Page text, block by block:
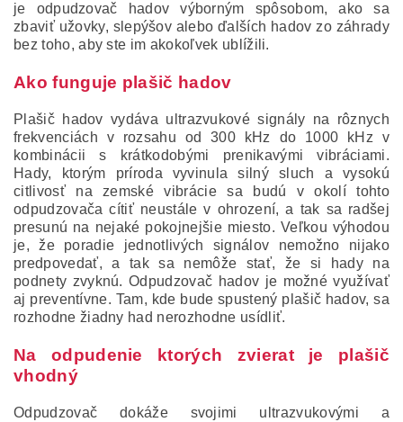
je odpudzovač hadov výborným spôsobom, ako sa
zbaviť užovky, slepýšov alebo ďalších hadov zo záhrady
bez toho, aby ste im akokoľvek ublížili.
Ako funguje plašič hadov
Plašič hadov vydáva ultrazvukové signály na rôznych
frekvenciách v rozsahu od 300 kHz do 1000 kHz v
kombinácii s krátkodobými prenikavými vibráciami.
Hady, ktorým príroda vyvinula silný sluch a vysokú
citlivosť na zemské vibrácie sa budú v okolí tohto
odpudzovača cítiť neustále v ohrození, a tak sa radšej
presunú na nejaké pokojnejšie miesto. Veľkou výhodou
je, že poradie jednotlivých signálov nemožno nijako
predpovedať, a tak sa nemôže stať, že si hady na
podnety zvyknú. Odpudzovač hadov je možné využívať
aj preventívne. Tam, kde bude spustený plašič hadov, sa
rozhodne žiadny had nerozhodne usídliť.
Na odpudenie ktorých zvierat je plašič
vhodný
Odpudzovač dokáže svojimi ultrazvukovými a